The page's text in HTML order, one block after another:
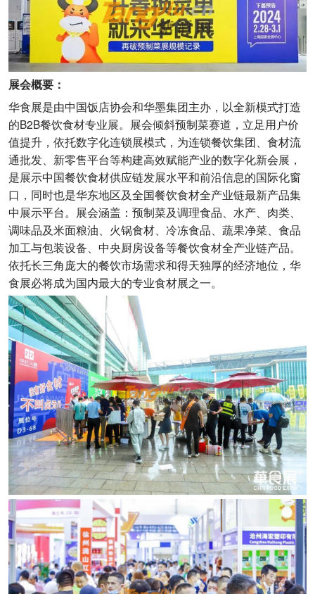
展会概要：
华食展是由中国饭店协会和华墨集团主办，以全新模式打造
的B2B餐饮食材专业展。展会倾斜预制菜赛道，立足用户价
值提升，依托数字化连锁展模式，为连锁餐饮集团、食材流
通批发、新零售平台等构建高效赋能产业的数字化新会展，
是展示中国餐饮食材供应链发展水平和前沿信息的国际化窗
口，同时也是华东地区及全国餐饮食材全产业链最新产品集
中展示平台。展会涵盖：预制菜及调理食品、水产、肉类、
调味品及米面粮油、火锅食材、冷冻食品、蔬果净菜、食品
加工与包装设备、中央厨房设备等餐饮食材全产业链产品。
依托长三角庞大的餐饮市场需求和得天独厚的经济地位，华
食展必将成为国内最大的专业食材展之一。